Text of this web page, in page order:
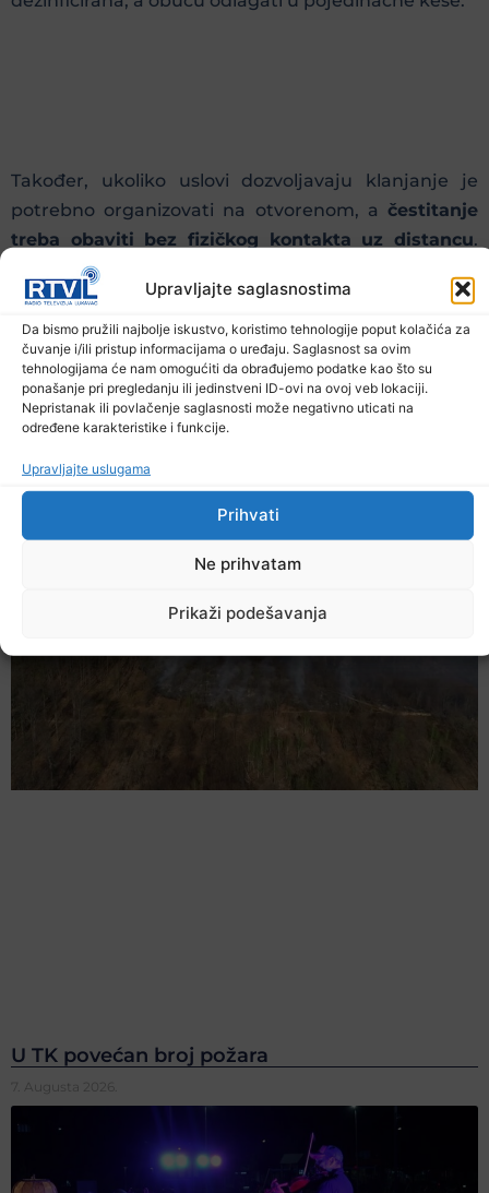
Upravljajte saglasnostima
Da bismo pružili najbolje iskustvo, koristimo tehnologije poput kolačića za
čuvanje i/ili pristup informacijama o uređaju. Saglasnost sa ovim
tehnologijama će nam omogućiti da obrađujemo podatke kao što su
ponašanje pri pregledanju ili jedinstveni ID-ovi na ovoj veb lokaciji.
Nepristanak ili povlačenje saglasnosti može negativno uticati na
određene karakteristike i funkcije.
Upravljajte uslugama
Prihvati
Ne prihvatam
Prikaži podešavanja
Također, ukoliko uslovi dozvoljavaju klanjanje je
potrebno organizovati na otvorenom, a čestitanje
treba obaviti bez fizičkog kontakta uz distancu.
Džematski odbori su dužni angažirati redare koje će
pratiti poštovanje mjera.
Prethodna vijest Sljedeća vijest
Podijelite na mrežama
Ostale novosti
U TK povećan broj požara
7. Augusta 2026.